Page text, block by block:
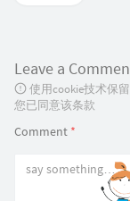
Leave a
使用cookie技术保
您已同意该条款
Comment *